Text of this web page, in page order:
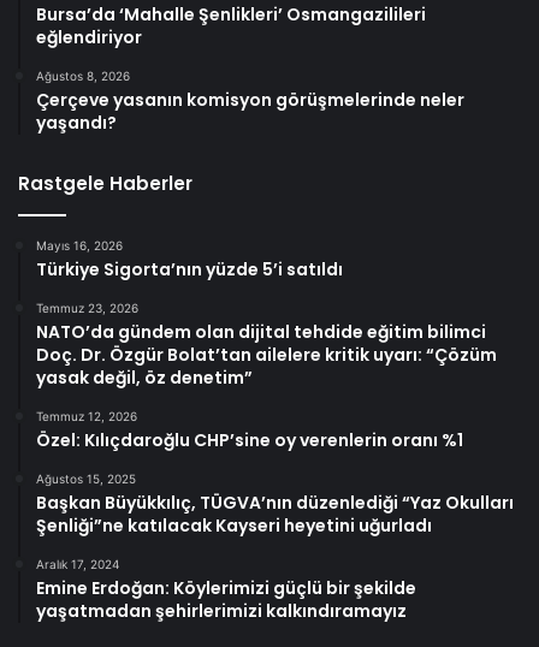
Bursa’da ‘Mahalle Şenlikleri’ Osmangazilileri
eğlendiriyor
Ağustos 8, 2026
Çerçeve yasanın komisyon görüşmelerinde neler
yaşandı?
Rastgele Haberler
Mayıs 16, 2026
Türkiye Sigorta’nın yüzde 5’i satıldı
Temmuz 23, 2026
NATO’da gündem olan dijital tehdide eğitim bilimci
Doç. Dr. Özgür Bolat’tan ailelere kritik uyarı: “Çözüm
yasak değil, öz denetim”
Temmuz 12, 2026
Özel: Kılıçdaroğlu CHP’sine oy verenlerin oranı %1
Ağustos 15, 2025
Başkan Büyükkılıç, TÜGVA’nın düzenlediği “Yaz Okulları
Şenliği”ne katılacak Kayseri heyetini uğurladı
Aralık 17, 2024
Emine Erdoğan: Köylerimizi güçlü bir şekilde
yaşatmadan şehirlerimizi kalkındıramayız